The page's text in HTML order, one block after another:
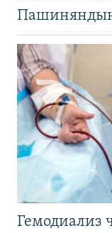
Гемодиализ